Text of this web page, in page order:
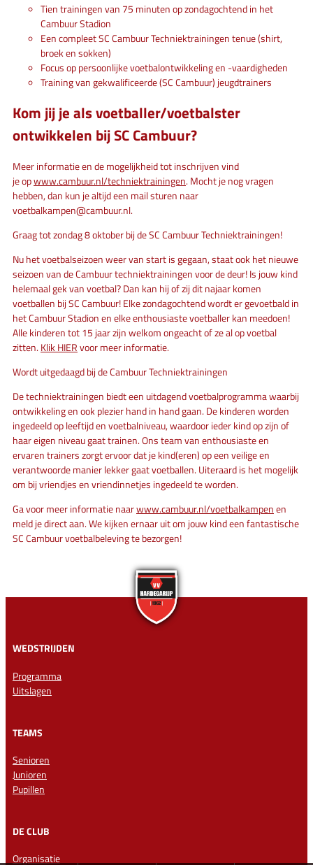
Tien trainingen van 75 minuten op zondagochtend in het
Cambuur Stadion
Een compleet SC Cambuur Techniektrainingen tenue (shirt,
broek en sokken)
Focus op persoonlijke voetbalontwikkeling en -vaardigheden
Training van gekwalificeerde (SC Cambuur) jeugdtrainers
Kom jij je als voetballer/voetbalster
ontwikkelen bij SC Cambuur?
Meer informatie en de mogelijkheid tot inschrijven vind
je opwww.cambuur.nl/techniektrainingen. Mocht je nog vragen
hebben, dan kun je altijd een mail sturen naar
voetbalkampen@cambuur.nl.
Graag tot zondag 8 oktober bij de SC Cambuur Techniektrainingen!
Nu het voetbalseizoen weer van start is gegaan, staat ook het nieuwe
seizoen van de Cambuur techniektrainingen voor de deur! Is jouw kind
helemaal gek van voetbal? Dan kan hij of zij dit najaar komen
voetballen bij SC Cambuur! Elke zondagochtend wordt er gevoetbald in
het Cambuur Stadion en elke enthousiaste voetballer kan meedoen!
Alle kinderen tot 15 jaar zijn welkom ongeacht of ze al op voetbal
zitten. Klik HIERvoor meer informatie.
Wordt uitgedaagd bij de Cambuur Techniektrainingen
De techniektrainingen biedt een uitdagend voetbalprogramma waarbij
ontwikkeling en ook plezier hand in hand gaan. De kinderen worden
ingedeeld op leeftijd en voetbalniveau, waardoor ieder kind op zijn of
haar eigen niveau gaat trainen. Ons team van enthousiaste en
ervaren trainers zorgt ervoor dat je kind(eren) op een veilige en
verantwoorde manier lekker gaat voetballen. Uiteraard is het mogelijk
om bij vriendjes en vriendinnetjes ingedeeld te worden.
Ga voor meer informatie naarwww.cambuur.nl/voetbalkampenen
meld je direct aan. We kijken ernaar uit om jouw kind een fantastische
SC Cambuur voetbalbeleving te bezorgen!
WEDSTRIJDEN
Programma
Uitslagen
TEAMS
Senioren
Junioren
Pupillen
DE CLUB
Organisatie